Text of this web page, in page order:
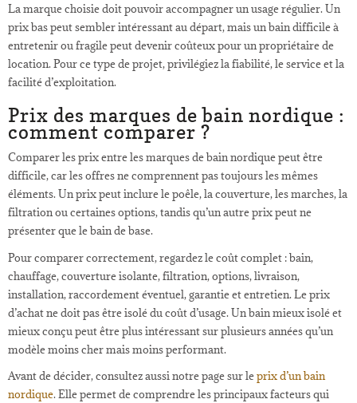
La marque choisie doit pouvoir accompagner un usage régulier. Un
prix bas peut sembler intéressant au départ, mais un bain difficile à
entretenir ou fragile peut devenir coûteux pour un propriétaire de
location. Pour ce type de projet, privilégiez la fiabilité, le service et la
facilité d’exploitation.
Prix des marques de bain nordique :
comment comparer ?
Comparer les prix entre les marques de bain nordique peut être
difficile, car les offres ne comprennent pas toujours les mêmes
éléments. Un prix peut inclure le poêle, la couverture, les marches, la
filtration ou certaines options, tandis qu’un autre prix peut ne
présenter que le bain de base.
Pour comparer correctement, regardez le coût complet : bain,
chauffage, couverture isolante, filtration, options, livraison,
installation, raccordement éventuel, garantie et entretien. Le prix
d’achat ne doit pas être isolé du coût d’usage. Un bain mieux isolé et
mieux conçu peut être plus intéressant sur plusieurs années qu’un
modèle moins cher mais moins performant.
Avant de décider, consultez aussi notre page sur leprix d’un bain
nordique. Elle permet de comprendre les principaux facteurs qui